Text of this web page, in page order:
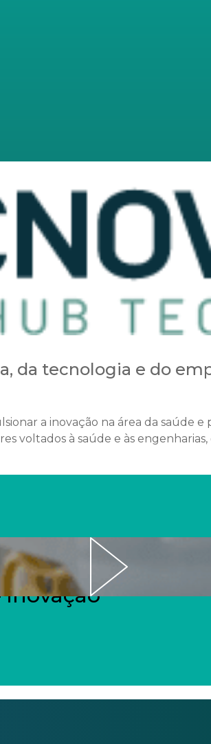
da tecnologia e do
a inovação na área da saúde
voltados à saúde e às
inovação